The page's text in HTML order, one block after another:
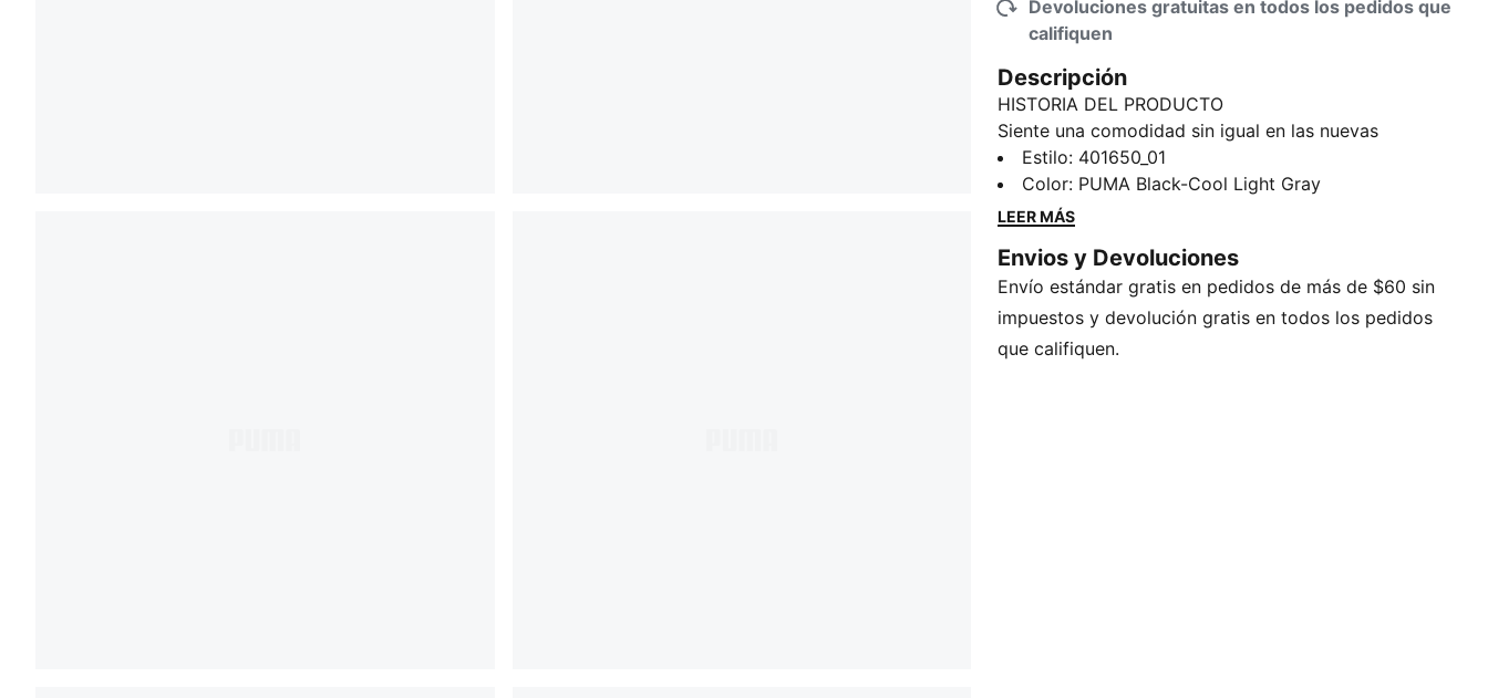
Devoluciones gratuitas en todos los pedidos que
califiquen
Descripción
HISTORIA DEL PRODUCTO
Siente una comodidad sin igual en las nuevas
sandalias unisex de PUMA. Con una plantilla de goma
EVA texturizada, una suela antideslizante y un diseño
resistente al agua, estas sandalias son perfectas para
para tus aventuras cotidianas. Póntelas y siente la
diferencia. Ya estás listo para dominar el día.
DETALLES
Calce regular
Estilo: 401650_01
Color: PUMA Black-Cool Light Gray
LEER MÁS
Envios y Devoluciones
Envío estándar gratis en pedidos de más de $60 sin
impuestos y devolución gratis en todos los pedidos
que califiquen.